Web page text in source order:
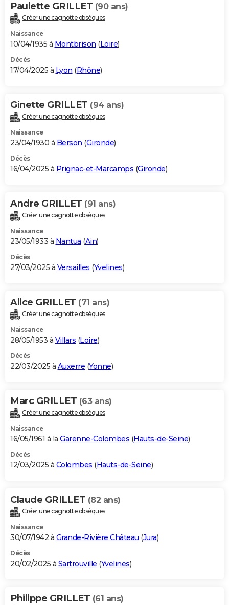
Paulette GRILLET (90 ans)
Créer une cagnotte obsèques
Naissance
10/04/1935 à Montbrison (Loire)
Décès
17/04/2025 à Lyon (Rhône)
Ginette GRILLET (94 ans)
Créer une cagnotte obsèques
Naissance
23/04/1930 à Berson (Gironde)
Décès
16/04/2025 à Prignac-et-Marcamps (Gironde)
Andre GRILLET (91 ans)
Créer une cagnotte obsèques
Naissance
23/05/1933 à Nantua (Ain)
Décès
27/03/2025 à Versailles (Yvelines)
Alice GRILLET (71 ans)
Créer une cagnotte obsèques
Naissance
28/05/1953 à Villars (Loire)
Décès
22/03/2025 à Auxerre (Yonne)
Marc GRILLET (63 ans)
Créer une cagnotte obsèques
Naissance
16/05/1961 à la Garenne-Colombes (Hauts-de-Seine)
Décès
12/03/2025 à Colombes (Hauts-de-Seine)
Claude GRILLET (82 ans)
Créer une cagnotte obsèques
Naissance
30/07/1942 à Grande-Rivière Château (Jura)
Décès
20/02/2025 à Sartrouville (Yvelines)
Philippe GRILLET (61 ans)